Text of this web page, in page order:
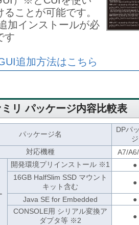
ることが可能です。
加インストールが必
す
追加方法はこちら
リ パッケージ内容比較表
パッケージ名
DPパ
ジ
対応機種
A7/
開発環境プリインストール ※1
●
16GB HalfSlim SSD マウント
キット含む
●
Java SE for Embedded
●
CONSOLE用 シリアル変換ア
ダプタ等 ※2
●